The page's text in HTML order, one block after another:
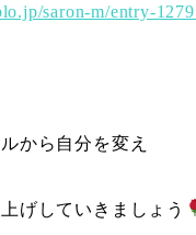
saron-m/entry-
から自分を変え
げしていきましょう